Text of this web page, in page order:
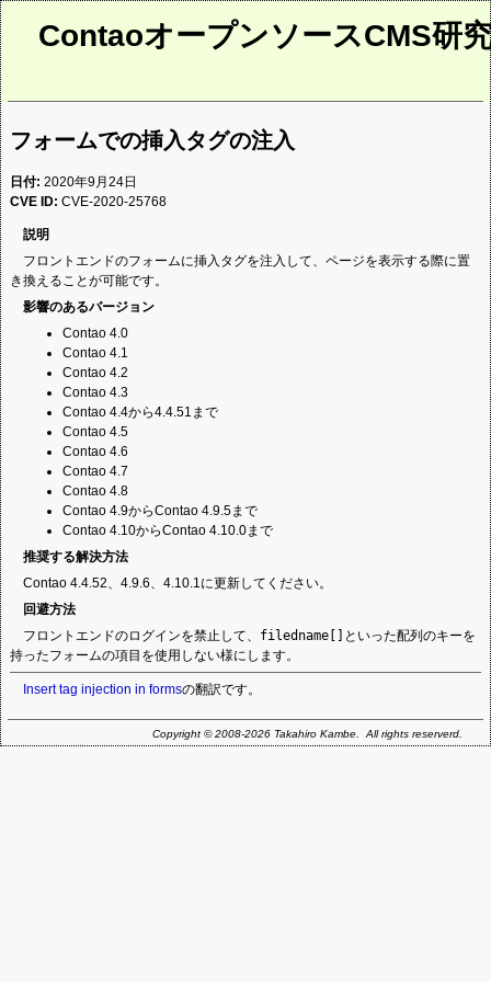
ContaoオープンソースCMS研
フォームでの挿入タグの注入
日付: 2020年9月24日
CVE ID: CVE-2020-25768
説明
フロントエンドのフォームに挿入タグを注入して、ページを表示する際に置
き換えることが可能です。
影響のあるバージョン
Contao 4.0
Contao 4.1
Contao 4.2
Contao 4.3
Contao 4.4から4.4.51まで
Contao 4.5
Contao 4.6
Contao 4.7
Contao 4.8
Contao 4.9からContao 4.9.5まで
Contao 4.10からContao 4.10.0まで
推奨する解決方法
Contao 4.4.52、4.9.6、4.10.1に更新してください。
回避方法
フロントエンドのログインを禁止して、 filedname[]
といった配列のキーを
持ったフォームの項目を使用しない様にします。
Insert tag injection in formsの翻訳です。
Copyright © 2008-2026 Takahiro Kambe. All rights reserverd.